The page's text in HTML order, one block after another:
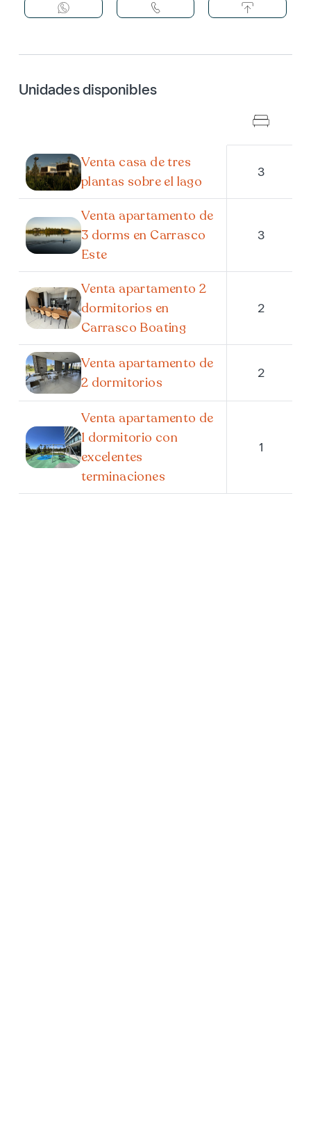
Unidades disponibles
Venta casa de tres
plantas sobre el lago
3
Venta apartamento de
3 dorms en Carrasco
Este
3
Venta apartamento 2
dormitorios en
Carrasco Boating
2
Venta apartamento de
2 dormitorios
2
Venta apartamento de
1 dormitorio con
excelentes
terminaciones
1